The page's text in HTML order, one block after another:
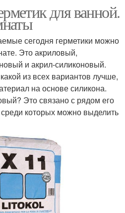
для ванной.
сегодня герметики можно
Это акриловый,
и акрил-силиконовый.
из всех вариантов лучше,
на основе силикона.
Это связано с рядом его
которых можно выделить